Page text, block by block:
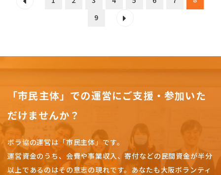
9
「市民主体」での運営にご支援・参加いた
だけませんか？
ボラ協の運営は「市民主体」です。
運営資金のうち、会費や事業収入、寄付などの民間資金が半分
以上であるのはその意志の現れです。 あなたも大阪ボランティ